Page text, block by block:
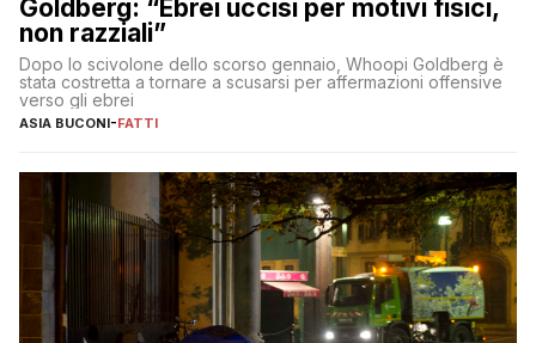
Goldberg: “Ebrei uccisi per motivi fisici,
non razziali”
Dopo lo scivolone dello scorso gennaio, Whoopi Goldberg è
stata costretta a tornare a scusarsi per affermazioni offensive
verso gli ebrei
ASIA BUCONI-FATTI